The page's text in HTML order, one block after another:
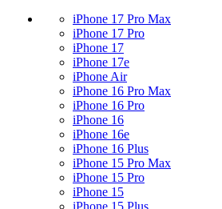
iPhone 17 Pro Max
iPhone 17 Pro
iPhone 17
iPhone 17e
iPhone Air
iPhone 16 Pro Max
iPhone 16 Pro
iPhone 16
iPhone 16e
iPhone 16 Plus
iPhone 15 Pro Max
iPhone 15 Pro
iPhone 15